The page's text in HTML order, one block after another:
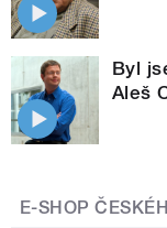
Byl
Aleš
E-SHOP